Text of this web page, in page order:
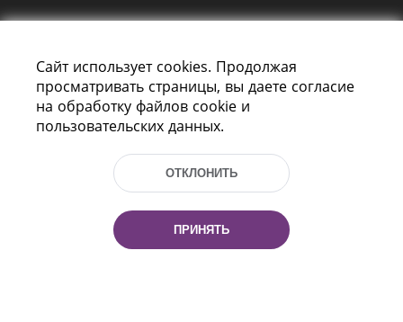
Пр-т Независимости 116
г. Минск, Республика Беларусь, 220114
Тел.: (+375 17) 368 37 37, Факс: (+375 17)
Эл. почта: inbox@nlb.by
Сайт использует cookies. Продолжая
просматривать страницы, вы даете согласие
на обработку файлов cookie и
пользовательских данных.
ОТКЛОНИТЬ
ПРИНЯТЬ